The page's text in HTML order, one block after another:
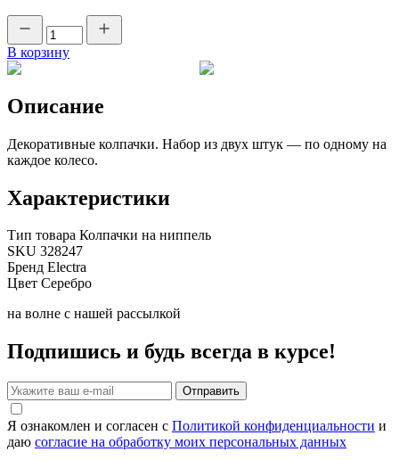
В корзину
Описание
Декоративные колпачки. Набор из двух штук — по одному на
каждое колесо.
Характеристики
Тип товара Колпачки на ниппель
SKU 328247
Бренд Electra
Цвет Серебро
на волне с нашей рассылкой
Подпишись и будь всегда в курсе!
Отправить
Я ознакомлен и согласен с Политикой конфиденциальности и
даю согласие на обработку моих персональных данных